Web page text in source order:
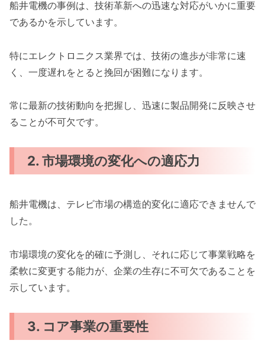
船井電機の事例は、技術革新への迅速な対応がいかに重要
であるかを示しています。
特にエレクトロニクス業界では、技術の進歩が非常に速
く、一度遅れをとると挽回が困難になります。
常に最新の技術動向を把握し、迅速に製品開発に反映させ
ることが不可欠です。
2. 市場環境の変化への適応力
船井電機は、テレビ市場の構造的変化に適応できませんで
した。
市場環境の変化を的確に予測し、それに応じて事業戦略を
柔軟に変更する能力が、企業の生存に不可欠であることを
示しています。
3. コア事業の重要性